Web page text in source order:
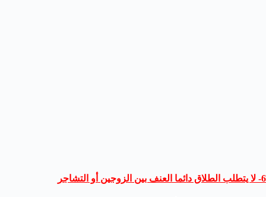
6- لا يتطلب الطلاق دائما العنف بين الزوجين أو التشاجر